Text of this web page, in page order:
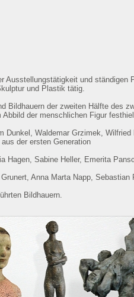
Ausstellungstätigkeit und ständigen
und Plastik tätig.
Bildhauern der zweiten Hälfte des
der menschlichen Figur
Waldemar Grzimek, Wilfried
der ersten Generation
Hagen, Sabine Heller, Emerita
Anna Marta Napp,
Bildhauern.